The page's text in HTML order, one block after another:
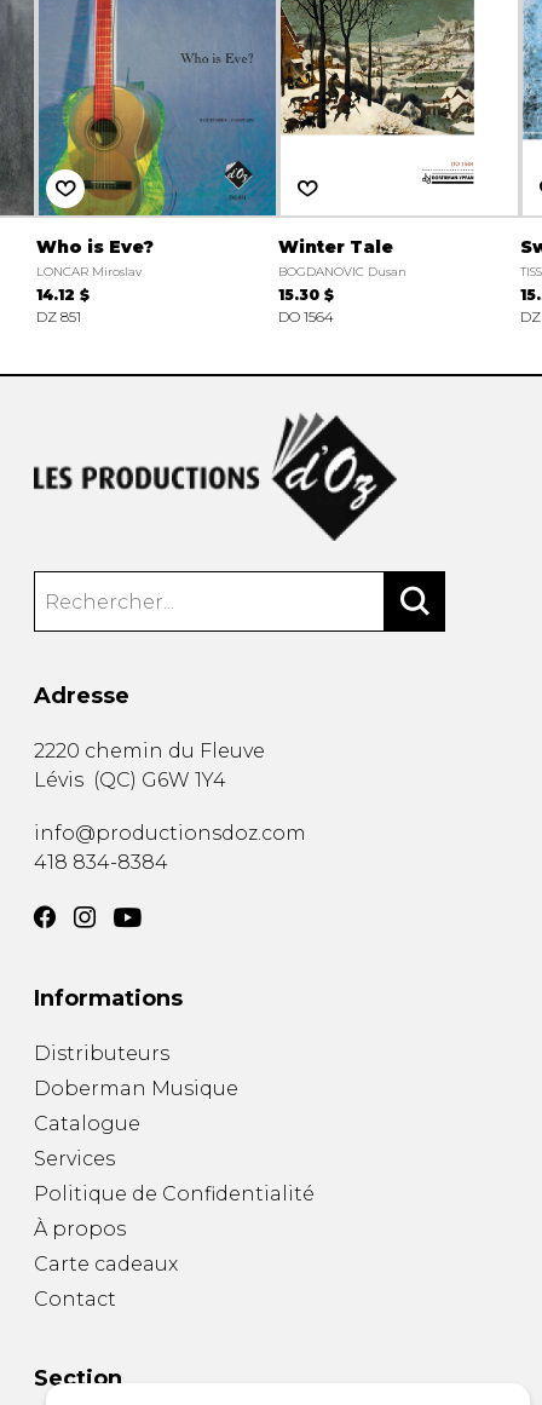
Who is Eve?
LONCAR Miroslav
14.12 $
DZ 851
Winter Tale
BOGDANOVIC Dusan
15.30 $
DO 1564
Adresse
2220 chemin du Fleuve
Lévis (QC) G6W 1Y4
info@productionsdoz.com
418 834-8384
Informations
Distributeurs
Doberman Musique
Catalogue
Services
Politique de Confidentialité
À propos
Carte cadeaux
Contact
Section